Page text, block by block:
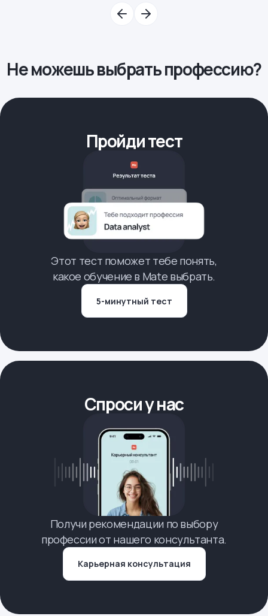
Не можешь выбрать профессию?
Пройди тест
Этот тест поможет тебе понять,
какое обучение в Mate выбрать.
5-минутный тест
Спроси у нас
Получи рекомендации по выбору
профессии от нашего консультанта.
Карьерная консультация